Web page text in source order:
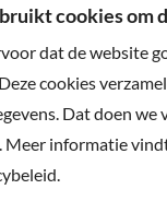
cookies om
dat de website
cookies
Dat doen
Meer informatie
13